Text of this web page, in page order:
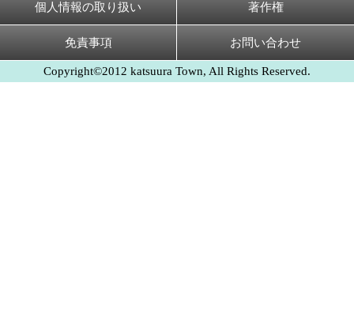
個人情報の取り扱い 著作権
免責事項 お問い合わせ
Copyright©2012 katsuura Town, All Rights Reserved.